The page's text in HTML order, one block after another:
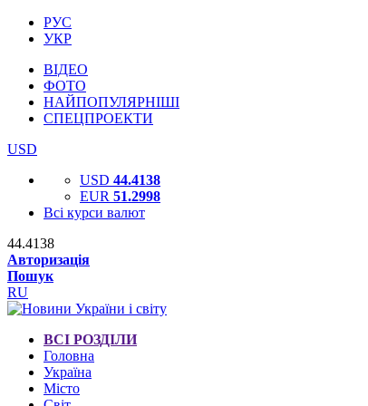
РУС
УКР
ВІДЕО
ФОТО
НАЙПОПУЛЯРНІШІ
СПЕЦПРОЕКТИ
USD
USD 44.4138
EUR 51.2998
Всі курси валют
44.4138
Авторизація
Пошук
RU
ВСІ РОЗДІЛИ
Головна
Україна
Місто